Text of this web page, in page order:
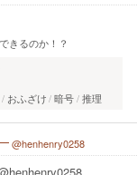
きるのか！？
おふざけ 暗号 推理
@henhenry0258